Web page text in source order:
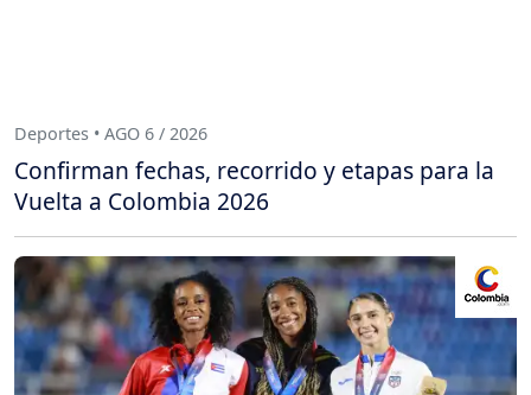
Deportes • AGO 6 / 2026
Confirman fechas, recorrido y etapas para la
Vuelta a Colombia 2026